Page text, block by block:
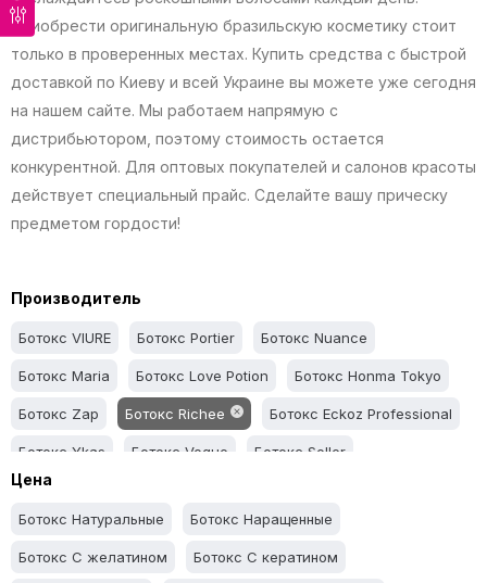
Приобрести оригинальную бразильскую косметику стоит
только в проверенных местах. Купить средства с быстрой
доставкой по Киеву и всей Украине вы можете уже сегодня
на нашем сайте. Мы работаем напрямую с
дистрибьютором, поэтому стоимость остается
конкурентной. Для оптовых покупателей и салонов красоты
действует специальный прайс. Сделайте вашу прическу
предметом гордости!
Производитель
Ботокс VIURE Ботокс Portier Ботокс Nuance
Ботокс Maria Ботокс Love Potion Ботокс Honma Tokyo
Ботокс Zap Ботокс Richee Ботокс Eckoz Professional
Ботокс Ykas Ботокс Vogue Ботокс Soller
Ботокс NATUREZA
Ботокс Let me be Ботокс Fox Professional
Ботокс Ecoplus Ботокс Beneliss
Цена
Ботокс Натуральные Ботокс Наращенные
Ботокс С желатином Ботокс С кератином